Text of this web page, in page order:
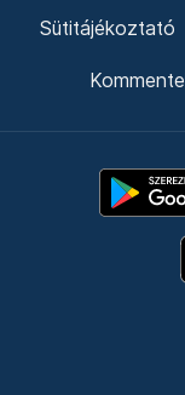
Sütitájékoztató